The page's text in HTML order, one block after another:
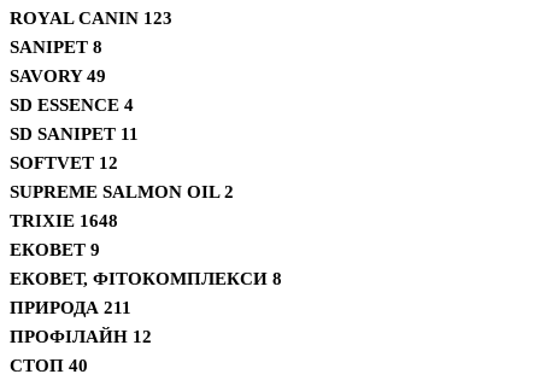
ROYAL CANIN 123
SANIPET 8
SAVORY49
SD ESSENCE 4
SD SANIPET 11
SOFTVET 12
SUPREME SALMON OIL2
TRIXIE 1648
ЕКОВЕТ 9
ЕКОВЕТ, ФІТОКОМПЛЕКСИ 8
ПРИРОДА 211
ПРОФІЛАЙН 12
СТОП 40